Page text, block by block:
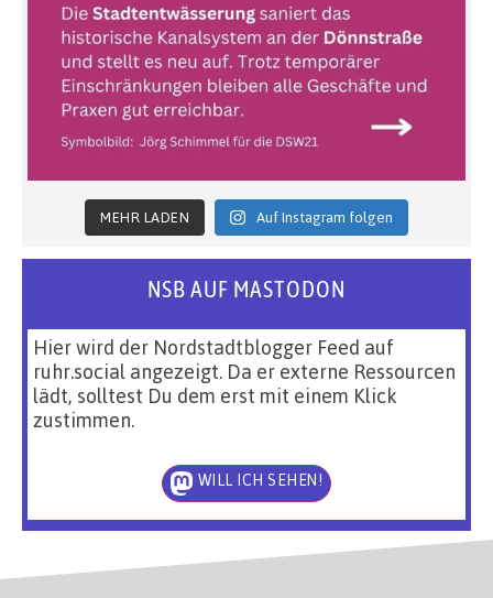
MEHR LADEN Auf Instagram folgen
NSB AUF MASTODON
Hier wird der Nordstadtblogger Feed auf
ruhr.social angezeigt. Da er externe Ressourcen
lädt, solltest Du dem erst mit einem Klick
zustimmen.
WILL ICH SEHEN!